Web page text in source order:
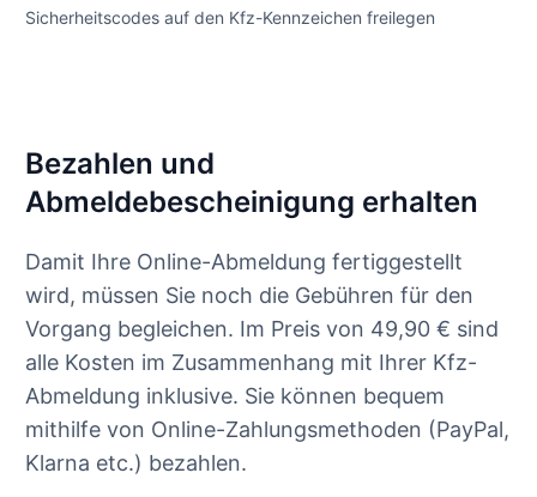
Sicherheitscodes auf den Kfz-Kennzeichen freilegen
Bezahlen und
Abmeldebescheinigung erhalten
Damit Ihre Online-Abmeldung fertiggestellt
wird, müssen Sie noch die Gebühren für den
Vorgang begleichen. Im Preis von 49,90 € sind
alle Kosten im Zusammenhang mit Ihrer Kfz-
Abmeldung inklusive. Sie können bequem
mithilfe von Online-Zahlungsmethoden (PayPal,
Klarna etc.) bezahlen.